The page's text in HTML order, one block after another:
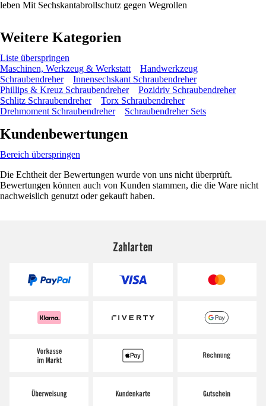
leben Mit Sechskantabrollschutz gegen Wegrollen
Weitere Kategorien
Liste überspringen
Maschinen, Werkzeug & Werkstatt
Handwerkzeug
Schraubendreher
Innensechskant Schraubendreher
Phillips & Kreuz Schraubendreher
Pozidriv Schraubendreher
Schlitz Schraubendreher
Torx Schraubendreher
Drehmoment Schraubendreher
Schraubendreher Sets
Kundenbewertungen
Bereich überspringen
Die Echtheit der Bewertungen wurde von uns nicht überprüft.
Bewertungen können auch von Kunden stammen, die die Ware nicht
nachweislich genutzt oder gekauft haben.
Zahlarten